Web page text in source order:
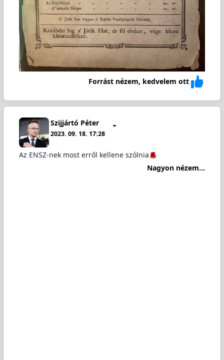
Forrást nézem, kedvelem ott
Szijjártó Péter
2023. 09. 18. 17:28
Az ENSZ-nek most erről kellene szólnia
Nagyon nézem...